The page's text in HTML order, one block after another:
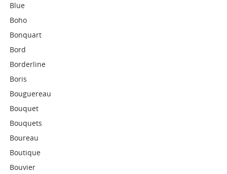
Blue
Boho
Bonquart
Bord
Borderline
Boris
Bouguereau
Bouquet
Bouquets
Boureau
Boutique
Bouvier